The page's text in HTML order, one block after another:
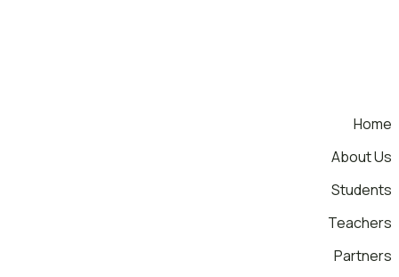
Home
About Us
Students
Teachers
Partners